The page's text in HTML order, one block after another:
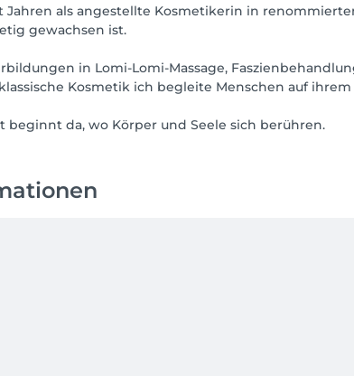
Jahren als angestellte Kosmetikerin in
gewachsen ist.
in Lomi-Lomi-Massage,
Kosmetik ich begleite Menschen auf
beginnt da, wo Körper und Seele sich berühren.